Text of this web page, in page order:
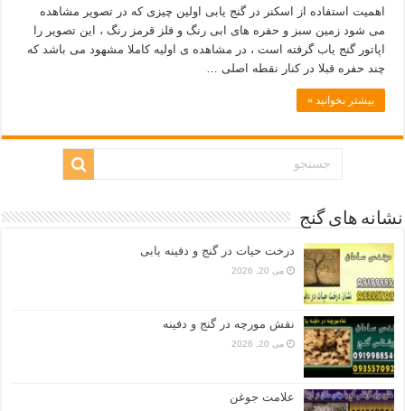
اهمیت استفاده از اسکنر در گنج یابی اولین چیزی که در تصویر مشاهده
می شود زمین سبز و حفره های ابی رنگ و فلز قرمز رنگ ، این‌ تصویر را
اپاتور‌ گنج یاب گرفته است ، در مشاهده ی اولیه کاملا مشهود می باشد که
چند حفره قبلا در‌ کنار نقطه اصلی …
بیشتر بخوانید »
نشانه های گنج
درخت حیات در گنج و دفینه یابی
می 20, 2026
نقش مورچه در گنج و دفینه
می 20, 2026
علامت جوغن